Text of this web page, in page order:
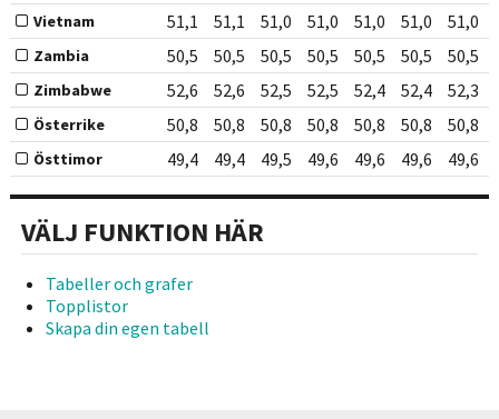
Vietnam 51,1 51,1 51,0 51,0 51,0 51,0 51,0
Zambia 50,5 50,5 50,5 50,5 50,5 50,5 50,5
Zimbabwe 52,6 52,6 52,5 52,5 52,4 52,4 52,3
Österrike 50,8 50,8 50,8 50,8 50,8 50,8 50,8
Östtimor 49,4 49,4 49,5 49,6 49,6 49,6 49,6
VÄLJ FUNKTION HÄR
Tabeller och grafer
Topplistor
Skapa din egen tabell